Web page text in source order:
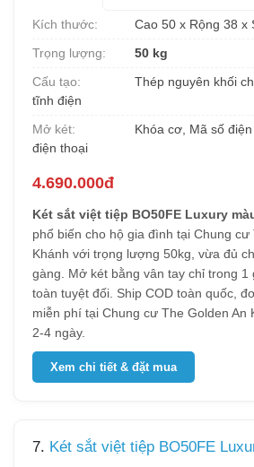
Kích thước:
Cao 50 x Rộng 38 x
Trọng lượng:
50 kg
Cấu tạo:
Thép nguyên khối
tĩnh điện
Mở két:
Khóa cơ, Mã số
điện thoại
4.690.000đ
Két sắt việt tiệp BO50FE Luxury
phổ biến cho hộ gia đình tại Chung cư
Khánh với trọng lượng 50kg, vừa đủ
gàng. Mở két bằng vân tay chỉ trong 1
toàn tuyệt đối. Ship COD toàn quốc,
miễn phí tại Chung cư The Golden An
2-4 ngày.
Xem chi tiết & đặt mua
7. Két sắt việt tiệp BO50FE